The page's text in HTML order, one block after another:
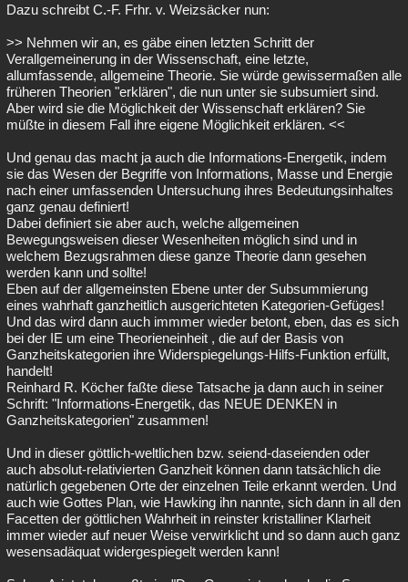
Dazu schreibt C.-F. Frhr. v. Weizsäcker nun:
>> Nehmen wir an, es gäbe einen letzten Schritt der
Verallgemeinerung in der Wissenschaft, eine letzte,
allumfassende, allgemeine Theorie. Sie würde gewissermaßen alle
früheren Theorien "erklären", die nun unter sie subsumiert sind.
Aber wird sie die Möglichkeit der Wissenschaft erklären? Sie
müßte in diesem Fall ihre eigene Möglichkeit erklären. <<
Und genau das macht ja auch die Informations-Energetik, indem
sie das Wesen der Begriffe von Informations, Masse und Energie
nach einer umfassenden Untersuchung ihres Bedeutungsinhaltes
ganz genau definiert!
Dabei definiert sie aber auch, welche allgemeinen
Bewegungsweisen dieser Wesenheiten möglich sind und in
welchem Bezugsrahmen diese ganze Theorie dann gesehen
werden kann und sollte!
Eben auf der allgemeinsten Ebene unter der Subsummierung
eines wahrhaft ganzheitlich ausgerichteten Kategorien-Gefüges!
Und das wird dann auch immmer wieder betont, eben, das es sich
bei der IE um eine Theorieneinheit , die auf der Basis von
Ganzheitskategorien ihre Widerspiegelungs-Hilfs-Funktion erfüllt,
handelt!
Reinhard R. Köcher faßte diese Tatsache ja dann auch in seiner
Schrift: "Informations-Energetik, das NEUE DENKEN in
Ganzheitskategorien" zusammen!
Und in dieser göttlich-weltlichen bzw. seiend-daseienden oder
auch absolut-relativierten Ganzheit können dann tatsächlich die
natürlich gegebenen Orte der einzelnen Teile erkannt werden. Und
auch wie Gottes Plan, wie Hawking ihn nannte, sich dann in all den
Facetten der göttlichen Wahrheit in reinster kristalliner Klarheit
immer wieder auf neuer Weise verwirklicht und so dann auch ganz
wesensadäquat widergespiegelt werden kann!